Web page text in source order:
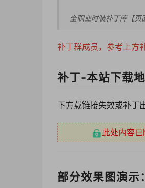
全职业时装补丁库【页
补丁群成员，参考上方
补丁-本站下载地
下方载链接失效或补丁
此处内容已
部分效果图演示：